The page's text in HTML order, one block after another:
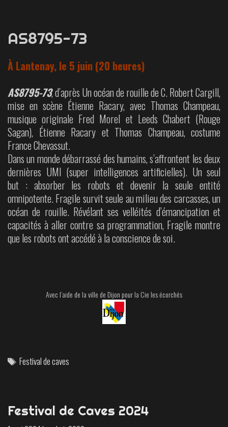
AS8795-73
À Lantenay, le 5 juin (20 heures)
AS8795-73, d’après Un océan de rouille de C. Robert Cargill,
mise en scène Étienne Racary, avec Thomas Champeau,
musique originale Fred Morel et Leeds Chabert (Rouge
Sagan), Étienne Racary et Thomas Champeau, costume
France Chevassut.
Dans un monde débarrassé des humains, s’affrontent les deux
dernières UMI (super intelligences artificielles). Un seul
but : absorber les robots et devenir la seule entité
omnipotente. Fragile survit seule au milieu des carcasses, un
océan de rouille. Révélant ses velléités d’émancipation et
capacités à aller contre sa programmation, Fragile montre
que les robots ont accédé à la conscience de soi.
Avec l’aide de la ville de Dijon pour la Cie les écorchés
Tags
Festival de caves
Festival de Caves 2024